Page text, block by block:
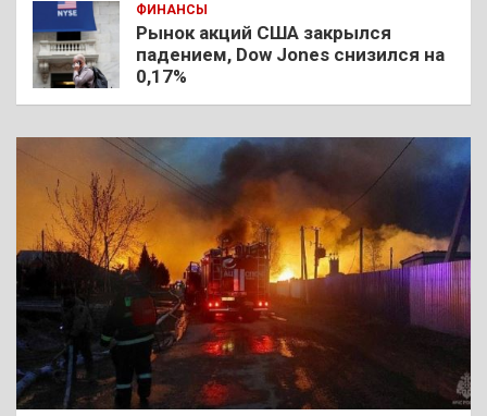
ФИНАНСЫ
Рынок акций США закрылся
падением, Dow Jones снизился на
0,17%